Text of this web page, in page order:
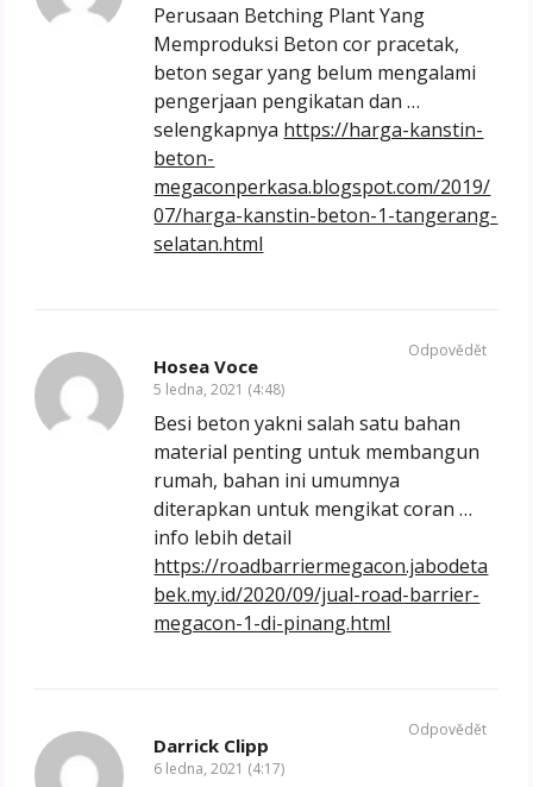
Perusaan Betching Plant Yang
Memproduksi Beton cor pracetak,
beton segar yang belum mengalami
pengerjaan pengikatan dan …
selengkapnya https://harga-kanstin-
beton-
megaconperkasa.blogspot.com/2019/
07/harga-kanstin-beton-1-tangerang-
selatan.html
Hosea Voce
5 ledna, 2021 (4:48)
Besi beton yakni salah satu bahan
material penting untuk membangun
rumah, bahan ini umumnya
diterapkan untuk mengikat coran …
info lebih detail
https://roadbarriermegacon.jabodeta
bek.my.id/2020/09/jual-road-barrier-
megacon-1-di-pinang.html
Odpovědět
Darrick Clipp
6 ledna, 2021 (4:17)
Odpovědět